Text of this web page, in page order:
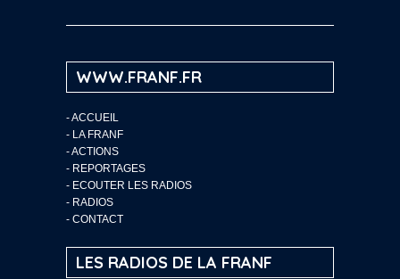
WWW.FRANF.FR
-ACCUEIL
- LA FRANF
-ACTIONS
- REPORTAGES
- ECOUTER LES RADIOS
- RADIOS
- CONTACT
LES RADIOS DE LA FRANF